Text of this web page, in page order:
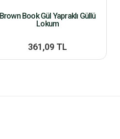
Brown Book Gül Yapraklı Güllü
Lokum
361,09 TL